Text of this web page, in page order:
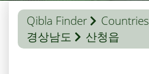
Qibla Finder Countries
경상남도
산청읍